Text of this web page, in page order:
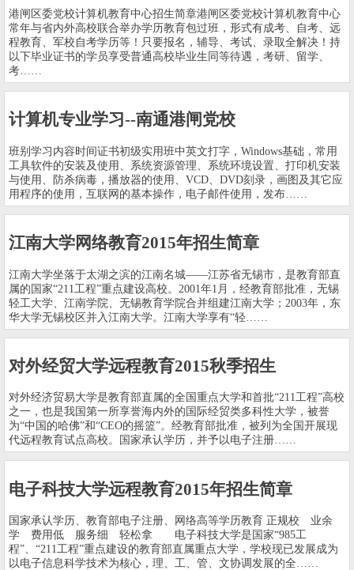
港闸区委党校计算机教育中心招生简章港闸区委党校计算机教育中心
常年与省内外高校联合举办学历教育包过班，形式有成考、自考、远
程教育、军校自考学历等！只要报名，辅导、考试、录取全解决！持
以下毕业证书的学员享受普通高校毕业生同等待遇，考研、留学、
考……
计算机专业学习--南通港闸党校
班别学习内容时间证书初级实用班中英文打字，Windows基础，常用
工具软件的安装及使用、系统资源管理、系统环境设置、打印机安装
与使用、防杀病毒，播放器的使用、VCD、DVD刻录，画图及其它应
用程序的使用，互联网的基本操作，电子邮件使用，发布……
江南大学网络教育2015年招生简章
江南大学坐落于太湖之滨的江南名城——江苏省无锡市，是教育部直
属的国家“211工程”重点建设高校。2001年1月，经教育部批准，无锡
轻工大学、江南学院、无锡教育学院合并组建江南大学；2003年，东
华大学无锡校区并入江南大学。江南大学享有“轻……
对外经贸大学远程教育2015秋季招生
对外经济贸易大学是教育部直属的全国重点大学和首批“211工程”高校
之一，也是我国第一所享誉海内外的国际经贸类多科性大学，被誉
为“中国的哈佛”和“CEO的摇篮”。经教育部批准，被列为全国开展现
代远程教育试点高校。国家承认学历，并予以电子注册……
电子科技大学远程教育2015年招生简章
国家承认学历、教育部电子注册、网络高等学历教育 正规校 业余
学 费用低 服务细 轻松拿 电子科技大学是国家“985工
程”、“211工程”重点建设的教育部直属重点大学，学校现已发展成为
以电子信息科学技术为核心，理、工、管、文协调发展的全……